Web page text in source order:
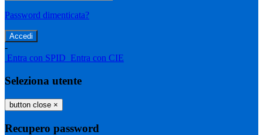
Password dimenticata?
-
Entra con SPID Entra con CIE
Seleziona utente
button close ×
Recupero password